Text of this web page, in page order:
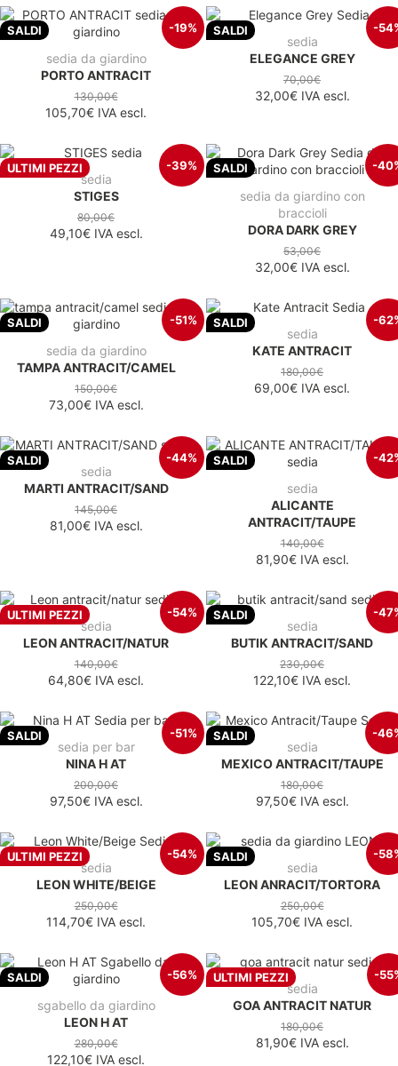
SALDI -19%
sedia da giardino
PORTO ANTRACIT
130,00€
105,70€ IVA escl.
SALDI -
sedia
ELEGANCE GREY
70,00€
32,00€IVA escl.
ULTIMI PEZZI -39%
sedia
STIGES
80,00€
49,10€IVA escl.
SALDI -
sedia da giardino con
braccioli
DORA DARK GREY
53,00€
32,00€IVA escl.
SALDI -51%
sedia da giardino
TAMPA ANTRACIT/CAMEL
150,00€
73,00€IVA escl.
SALDI -
sedia
KATE ANTRACIT
180,00€
69,00€ IVA escl.
SALDI -44%
sedia
MARTI ANTRACIT/SAND
145,00€
81,00€IVA escl.
SALDI -
sedia
ALICANTE
ANTRACIT/TAUPE
140,00€
81,90€IVA escl.
ULTIMI PEZZI -54%
sedia
LEON ANTRACIT/NATUR
140,00€
64,80€ IVA escl.
SALDI -
sedia
BUTIK ANTRACIT/SAND
230,00€
122,10€ IVA escl.
SALDI -51%
sedia per bar
NINA H AT
200,00€
97,50€IVA escl.
SALDI -
sedia
MEXICO ANTRACIT/TAUPE
180,00€
97,50€IVA escl.
ULTIMI PEZZI -54%
sedia
LEON WHITE/BEIGE
250,00€
114,70€ IVA escl.
SALDI -
sedia
LEON ANRACIT/TORTORA
250,00€
105,70€ IVA escl.
SALDI -56%
sgabello da giardino
LEON H AT
280,00€
122,10€ IVA escl.
ULTIMI PEZZI -
sedia
GOA ANTRACIT NATUR
180,00€
81,90€IVA escl.